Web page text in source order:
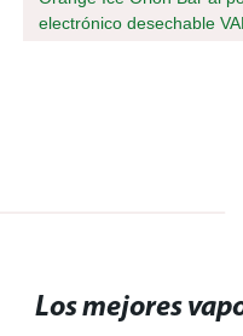
electrónico desechable